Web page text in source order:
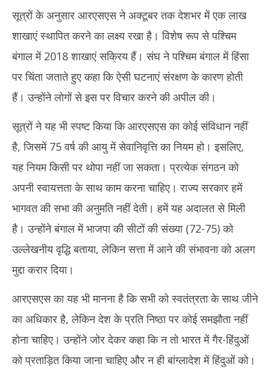
सूत्रों के अनुसार आरएसएस ने अक्टूबर तक देशभर में एक लाख
शाखाएं स्थापित करने का लक्ष्य रखा है। विशेष रूप से पश्चिम
बंगाल में 2018 शाखाएं सक्रिय हैं। संघ ने पश्चिम बंगाल में हिंसा
पर चिंता जताते हुए कहा कि ऐसी घटनाएं संरक्षण के कारण होती
हैं। उन्होंने लोगों से इस पर विचार करने की अपील की।
सूत्रों ने यह भी स्पष्ट किया कि आरएसएस का कोई संविधान नहीं
है, जिसमें 75 वर्ष की आयु में सेवानिवृत्ति का नियम हो। इसलिए,
यह नियम किसी पर थोपा नहीं जा सकता। प्रत्येक संगठन को
अपनी स्वायत्तता के साथ काम करना चाहिए। राज्य सरकार हमें
भागवत की सभा की अनुमति नहीं देती। हमें यह अदालत से मिली
है। उन्होंने बंगाल में भाजपा की सीटों की संख्या (72-75) को
उल्लेखनीय वृद्धि बताया, लेकिन सत्ता में आने की संभावना को अलग
मुद्दा करार दिया।
आरएसएस का यह भी मानना है कि सभी को स्वतंत्रता के साथ जीने
का अधिकार है, लेकिन देश के प्रति निष्ठा पर कोई समझौता नहीं
होना चाहिए। उन्होंने जोर देकर कहा कि न तो भारत में गैर-हिंदुओं
को प्रताड़ित किया जाना चाहिए और न ही बांग्लादेश में हिंदुओं को।